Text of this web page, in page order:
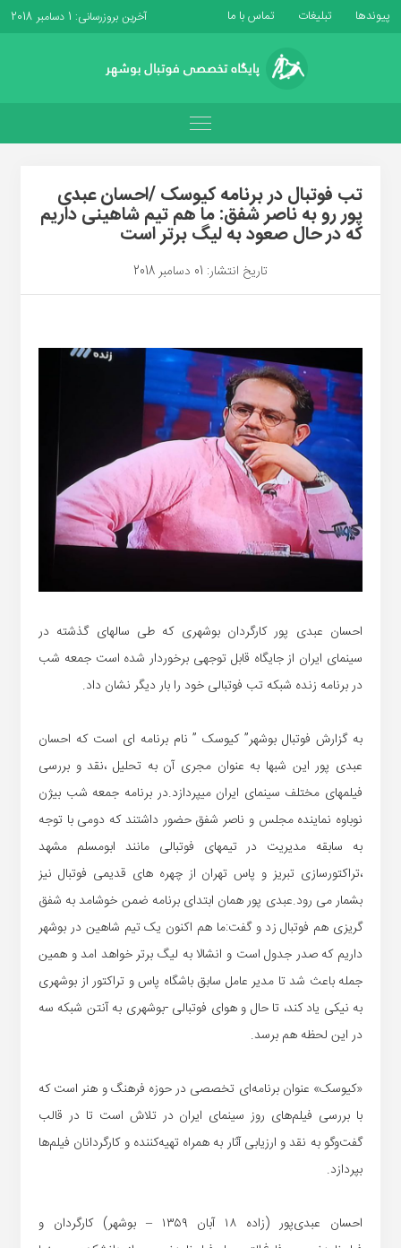
پیوندها تبلیغات تماس با ما آخرین بروزرسانی: 1 دسامبر 2018
تب فوتبال در برنامه کیوسک /احسان عبدی
پور رو به ناصر شفق: ما هم تیم شاهینی داریم
که در حال صعود به لیگ برتر است
تاریخ انتشار: 01 دسامبر 2018
احسان عبدی پور کارگردان بوشهری که طی سالهای گذشته در
سینمای ایران از جایگاه قابل توجهی برخوردار شده است جمعه شب
در برنامه زنده شبکه تب فوتبالی خود را بار دیگر نشان داد.
به گزارش فوتبال بوشهر” کیوسک ” نام برنامه ای است که احسان
عبدی پور این شبها به عنوان مجری آن به تحلیل ،نقد و بررسی
فیلمهای مختلف سینمای ایران میپردازد.در برنامه جمعه شب بیژن
نوباوه نماینده مجلس و ناصر شفق حضور داشتند که دومی با توجه
به سابقه مدیریت در تیمهای فوتبالی مانند ابومسلم مشهد
،تراکتورسازی تبریز و پاس تهران از چهره های قدیمی فوتبال نیز
بشمار می رود.عبدی پور همان ابتدای برنامه ضمن خوشامد به شفق
گریزی هم فوتبال زد و گفت:ما هم اکنون یک تیم شاهین در بوشهر
داریم که صدر جدول است و انشالا به لیگ برتر خواهد امد و همین
جمله باعث شد تا مدیر عامل سابق باشگاه پاس و تراکتور از بوشهری
به نیکی یاد کند، تا حال و هوای فوتبالی -بوشهری به آنتن شبکه سه
در این لحظه هم برسد.
«کیوسک» عنوان برنامه‌ای تخصصی در حوزه فرهنگ و هنر است که
با بررسی فیلم‌های روز سینمای ایران در تلاش است تا در قالب
گفت‌وگو به نقد و ارزیابی آثار به همراه تهیه‌کننده و کارگردانان فیلم‌ها
بپردازد.
احسان عبدی‌پور (زاده ۱۸ آبان ۱۳۵۹ – بوشهر) کارگردان و